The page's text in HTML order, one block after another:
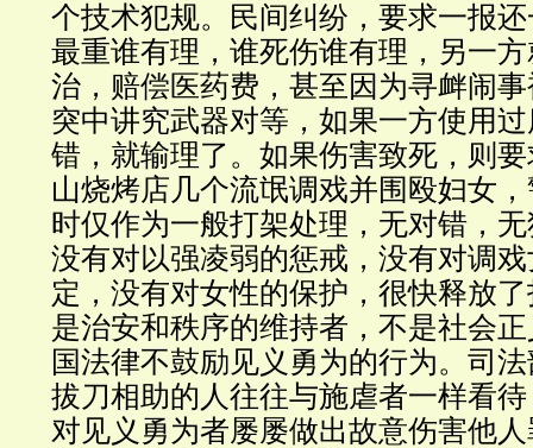
个技术犯规。民间纠纷，要求一报
最重谁有理，谁死伤谁有理，另一
治，赔偿医药费，甚至因为寻衅闹
突中讲究武器对等，如果一方使用
错，就输理了。如果伤害致死，则
山烧烤店几个流氓调戏并围殴妇女
时仅作为一般打架处理，无对错，
没有对以强凌弱的惩戒，没有对调
定，没有对女性的保护，很快释放
是治安和秩序的维持者，不是社会
国法律不鼓励见义勇为的行为。司
拔刀相助的人往往与施虐者一样看
对见义勇为者屡屡做出故意伤害他